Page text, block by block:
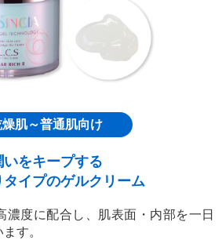
燥肌～普通肌向け
いをキープする
タイプのゲルクリーム
濃度に配合し、肌表面・内部を一日
す。